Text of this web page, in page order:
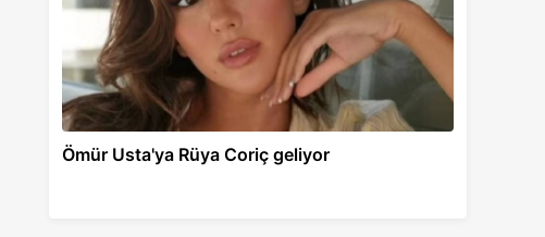
Ömür Usta'ya Rüya Coriç geliyor